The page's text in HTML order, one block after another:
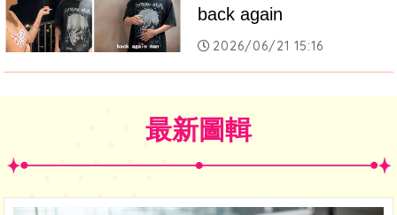
back again
2026/06/21 15:16
最新圖輯